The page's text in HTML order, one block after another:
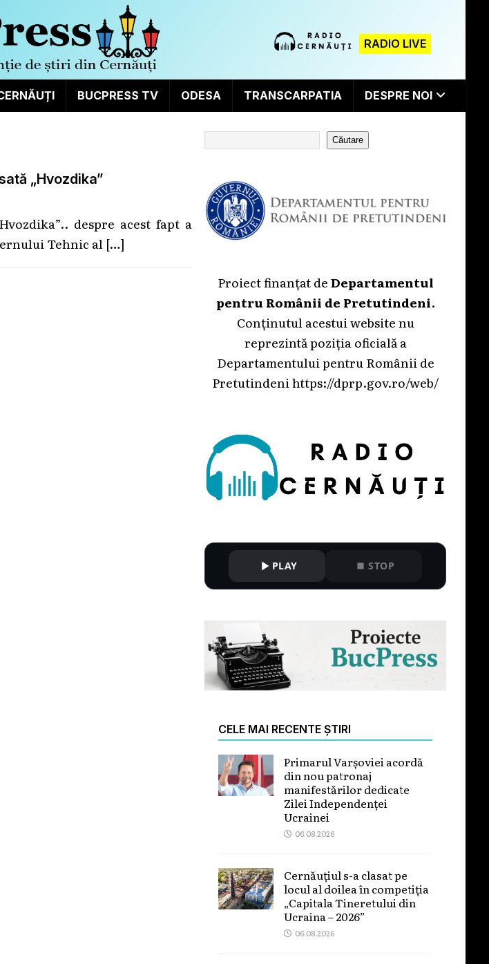
RADIO LIVE
BUCPRESS TV ODESA TRANSCARPATIA DESPRE NOI
„Hvozdika”
despre acest fapt a
Tehnic al […]
Căutare
Proiect finanțat deDepartamentul
pentru Românii de Pretutindeni.
Conținutul acestui website nu
reprezintă poziția oficială a
Departamentului pentru Românii de
Pretutindenihttps://dprp.gov.ro/web/
PLAY STOP
CELE MAI RECENTE ȘTIRI
Primarul Varșoviei acordă
din nou patronaj
manifestărilor dedicate
Zilei Independenței
Ucrainei
06.08.2026
Cernăuțiul s-a clasat pe
locul al doilea în competiția
„Capitala Tineretului din
Ucraina – 2026”
06.08.2026